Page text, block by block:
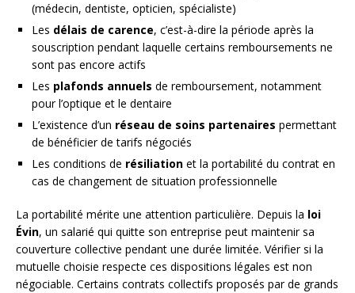
(médecin, dentiste, opticien, spécialiste)
Les délais de carence, c’est-à-dire la période après la
souscription pendant laquelle certains remboursements ne
sont pas encore actifs
Les plafonds annuels de remboursement, notamment
pour l’optique et le dentaire
L’existence d’un réseau de soins partenaires permettant
de bénéficier de tarifs négociés
Les conditions de résiliation et la portabilité du contrat en
cas de changement de situation professionnelle
La portabilité mérite une attention particulière. Depuis la loi
Évin, un salarié qui quitte son entreprise peut maintenir sa
couverture collective pendant une durée limitée. Vérifier si la
mutuelle choisie respecte ces dispositions légales est non
négociable. Certains contrats collectifs proposés par de grands